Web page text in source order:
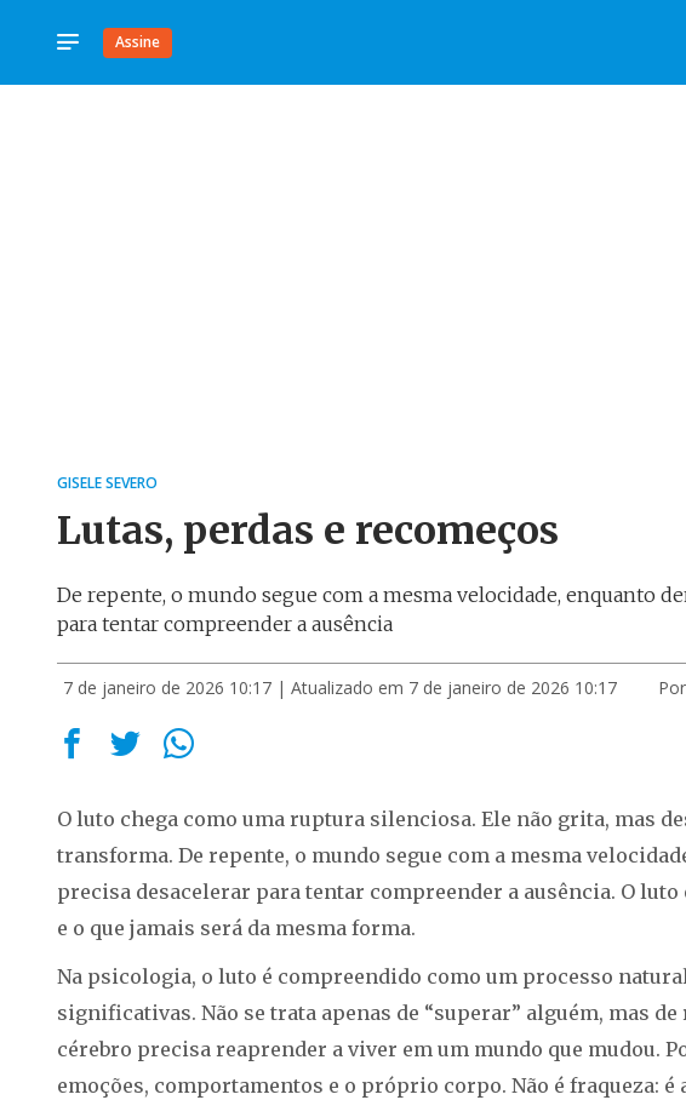
Assine
GISELE SEVERO
Lutas, perdas e recomeços
De repente, o mundo segue com a mesma velocidade, enquanto
para tentar compreender a ausência
7 de janeiro de 2026 10:17 | Atualizado em 7 de janeiro de 2026 10:17 Por
O luto chega como uma ruptura silenciosa. Ele não grita, mas
transforma. De repente, o mundo segue com a mesma
precisa desacelerar para tentar compreender a ausência. O
e o que jamais será da mesma forma.
Na psicologia, o luto é compreendido como um processo
significativas. Não se trata apenas de “superar” alguém, mas
cérebro precisa reaprender a viver em um mundo que mudou.
emoções, comportamentos e o próprio corpo. Não é fraqueza: é